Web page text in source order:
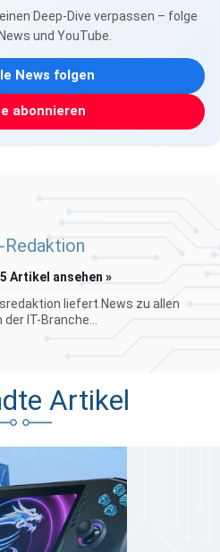
Deep-Dive verpassen – folge
und YouTube.
News folgen
abonnieren
Redaktion
Artikel ansehen »
liefert News zu allen
IT-Branche...
Artikel